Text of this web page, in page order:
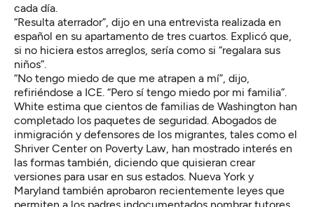
cada día.
“Resulta aterrador”, dijo en una entrevista realizada en
español en su apartamento de tres cuartos. Explicó que,
si no hiciera estos arreglos, sería como si “regalara sus
niños”.
“No tengo miedo de que me atrapen a mí”, dijo,
refiriéndose a ICE. “Pero sí tengo miedo por mi familia”.
White estima que cientos de familias de Washington han
completado los paquetes de seguridad. Abogados de
inmigración y defensores de los migrantes, tales como el
Shriver Center on Poverty Law, han mostrado interés en
las formas también, diciendo que quisieran crear
versiones para usar en sus estados. Nueva York y
Maryland también aprobaron recientemente leyes que